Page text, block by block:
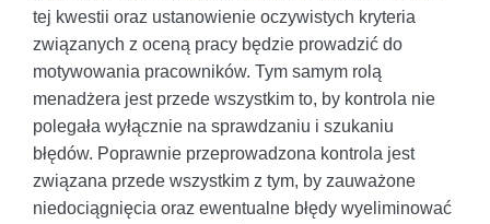
tej kwestii oraz ustanowienie oczywistych kryteria
związanych z oceną pracy będzie prowadzić do
motywowania pracowników. Tym samym rolą
menadżera jest przede wszystkim to, by kontrola nie
polegała wyłącznie na sprawdzaniu i szukaniu
błędów. Poprawnie przeprowadzona kontrola jest
związana przede wszystkim z tym, by zauważone
niedociągnięcia oraz ewentualne błędy wyeliminować